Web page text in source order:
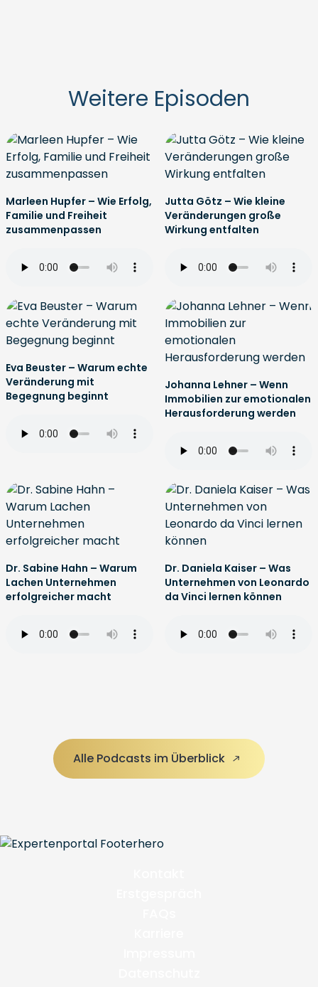
Weitere Episoden
Marleen Hupfer – Wie Erfolg,
Familie und Freiheit
zusammenpassen
Jutta Götz – Wie kleine
Veränderungen große
Wirkung entfalten
Eva Beuster – Warum echte
Veränderung mit
Begegnung beginnt
Johanna Lehner – Wenn
Immobilien zur emotionalen
Herausforderung werden
Dr. Sabine Hahn – Warum
Lachen Unternehmen
erfolgreicher macht
Dr. Daniela Kaiser – Was
Unternehmen von Leonardo
da Vinci lernen können
Alle Podcasts im Überblick